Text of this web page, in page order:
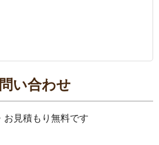
い合わせ
お見積もり無料です